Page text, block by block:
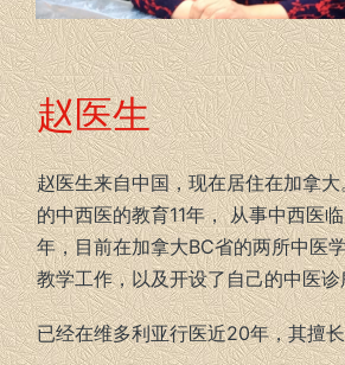
赵医生
赵医生来自中国，现在居住在加拿
的中西医的教育11年， 从事中西医
年，目前在加拿大BC省的两所中医
教学工作，以及开设了自己的中医诊
已经在维多利亚行医近20年，其擅